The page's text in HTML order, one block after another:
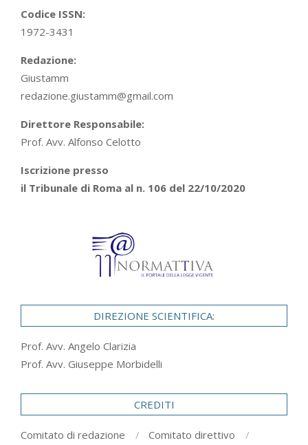
Codice ISSN:
1972-3431
Redazione:
Giustamm
redazione.giustamm@gmail.com
Direttore Responsabile:
Prof. Avv. Alfonso Celotto
Iscrizione presso
il Tribunale di Roma al n. 106 del 22/10/2020
DIREZIONE SCIENTIFICA:
Prof. Avv. Angelo Clarizia
Prof. Avv. Giuseppe Morbidelli
CREDITI
Comitato di redazione
Comitato direttivo